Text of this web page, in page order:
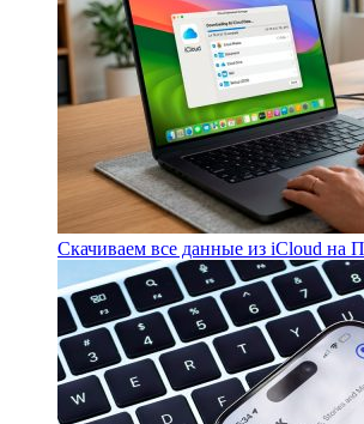
Скачиваем все данные из iCloud на